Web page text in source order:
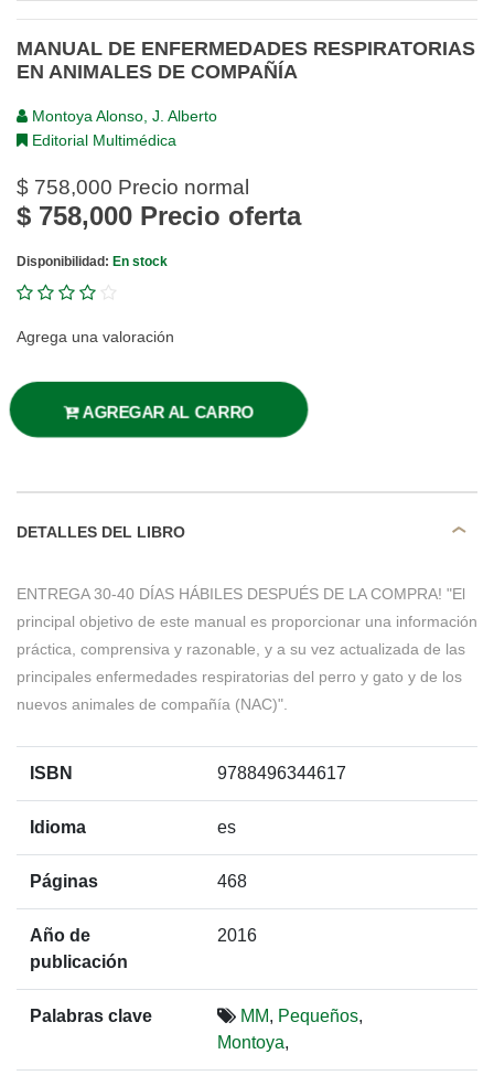
MANUAL DE ENFERMEDADES RESPIRATORIAS
EN ANIMALES DE COMPAÑÍA
Montoya Alonso, J. Alberto
Editorial Multimédica
$ 758,000 Precio normal
$ 758,000 Precio oferta
Disponibilidad: En stock
Agrega una valoración
AGREGAR AL CARRO
DETALLES DEL LIBRO
ENTREGA 30-40 DÍAS HÁBILES DESPUÉS DE LA COMPRA! "El
principal objetivo de este manual es proporcionar una información
práctica, comprensiva y razonable, y a su vez actualizada de las
principales enfermedades respiratorias del perro y gato y de los
nuevos animales de compañía (NAC)".
ISBN 9788496344617
Idioma es
Páginas 468
Año de
publicación
2016
Palabras clave MM, Pequeños,
Montoya,